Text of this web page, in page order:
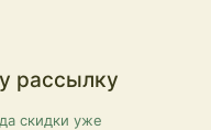
рассылку
скидки уже